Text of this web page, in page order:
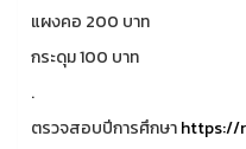
แผงคอ 200 บาท
กระดุม 100 บาท
.
ตรวจสอบปีการศึกษาhttps://